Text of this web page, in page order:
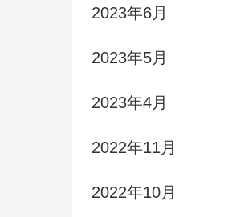
2023年6月
2023年5月
2023年4月
2022年11月
2022年10月